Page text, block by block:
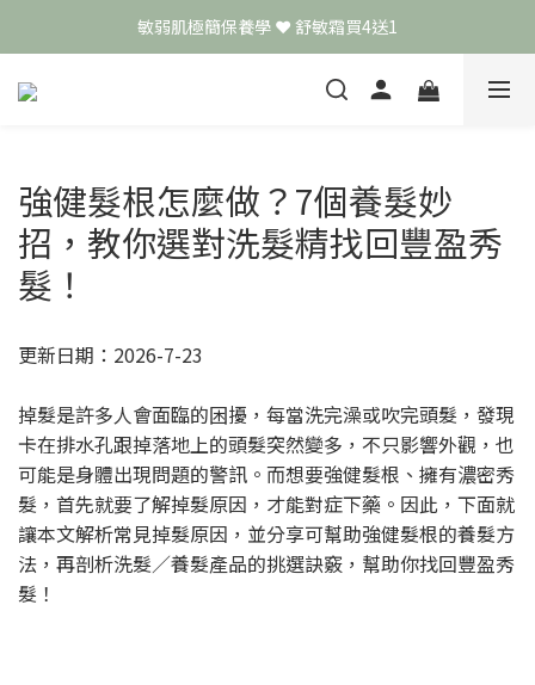
頭皮保養月❤️養髮精華買2送1
敏弱肌極簡保養學 ❤️ 舒敏霜買4送1
📣 加入LINE好友送50元
強健髮根怎麼做？7個養髮妙
招，教你選對洗髮精找回豐盈秀
髮！
更新日期：2026-7-23
掉髮是許多人會面臨的困擾，每當洗完澡或吹完頭髮，發現
卡在排水孔跟掉落地上的頭髮突然變多，不只影響外觀，也
可能是身體出現問題的警訊。而想要強健髮根、擁有濃密秀
髮，首先就要了解掉髮原因，才能對症下藥。因此，下面就
讓本文解析常見掉髮原因，並分享可幫助強健髮根的養髮方
法，再剖析洗髮／養髮產品的挑選訣竅，幫助你找回豐盈秀
髮！